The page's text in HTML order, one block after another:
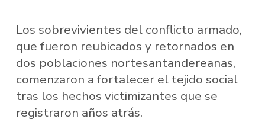
Los sobrevivientes del conflicto armado,
que fueron reubicados y retornados en
dos poblaciones nortesantandereanas,
comenzaron a fortalecer el tejido social
tras los hechos victimizantes que se
registraron años atrás.